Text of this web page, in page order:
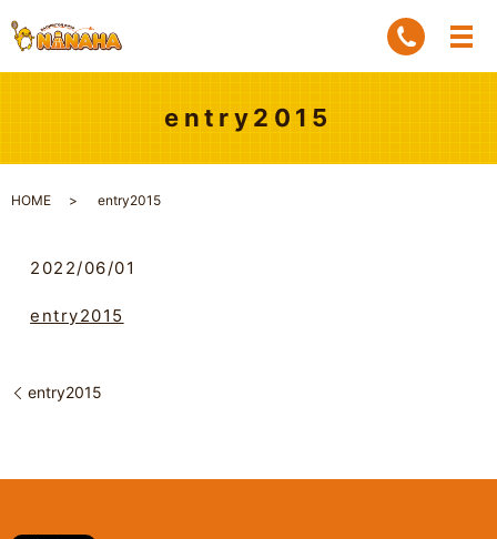
entry2015
HOME entry2015
2022/06/01
entry2015
entry2015